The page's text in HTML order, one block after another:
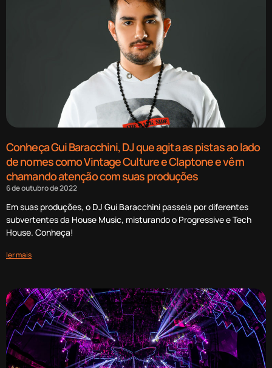
Conheça Gui Baracchini, DJ que agita as pistas ao lado
de nomes como Vintage Culture e Claptone e vêm
chamando atenção com suas produções
6 de outubro de 2022
Em suas produções, o DJ Gui Baracchini passeia por diferentes
subvertentes da House Music, misturando o Progressive e Tech
House. Conheça!
ler mais